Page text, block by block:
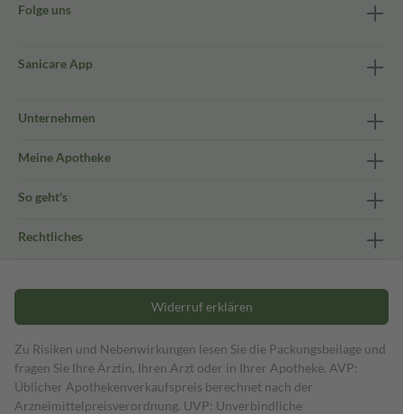
Folge uns
Sanicare App
Unternehmen
Meine Apotheke
So geht's
Rechtliches
Widerruf erklären
Zu Risiken und Nebenwirkungen lesen Sie die Packungsbeilage und
fragen Sie Ihre Ärztin, Ihren Arzt oder in Ihrer Apotheke. AVP:
Üblicher Apothekenverkaufspreis berechnet nach der
Arzneimittelpreisverordnung. UVP: Unverbindliche